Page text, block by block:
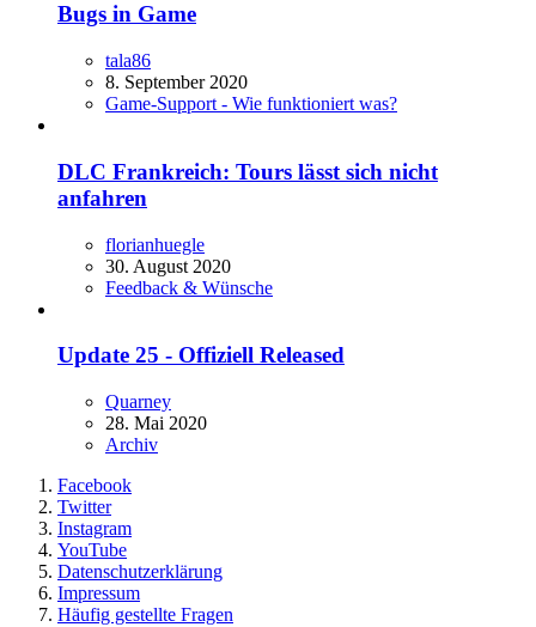
Bugs in Game
tala86
8. September 2020
Game-Support - Wie funktioniert was?
DLC Frankreich: Tours lässt sich nicht
anfahren
florianhuegle
30. August 2020
Feedback & Wünsche
Update 25 - Offiziell Released
Quarney
28. Mai 2020
Archiv
Facebook
Twitter
Instagram
YouTube
Datenschutzerklärung
Impressum
Häufig gestellte Fragen